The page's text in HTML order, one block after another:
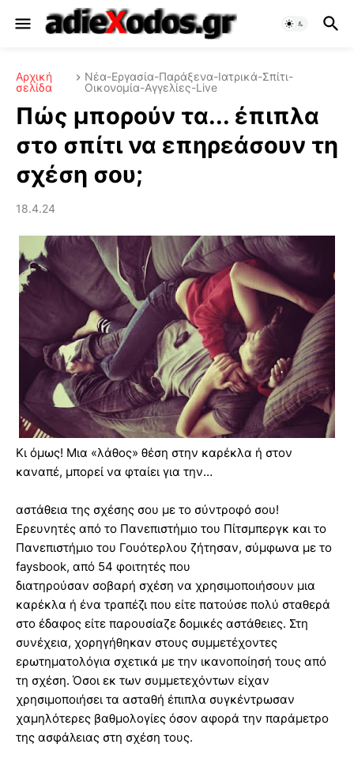
Αρχική
σελίδα
Νέα-Εργασία-Παράξενα-Ιατρικά-Σπίτι-
Οικονομία-Αγγελίες-Live
Πώς μπορούν τα... έπιπλα
στο σπίτι να επηρεάσουν τη
σχέση σου;
18.4.24
Κι όμως! Μια «λάθος» θέση στην καρέκλα ή στον
καναπέ, μπορεί να φταίει για την…
αστάθεια της σχέσης σου με το σύντροφό σου!
Ερευνητές από το Πανεπιστήμιο του Πίτσμπεργκ και το
Πανεπιστήμιο του Γουότερλου ζήτησαν, σύμφωνα με το
faysbook, από 54 φοιτητές που
διατηρούσαν σοβαρή σχέση να χρησιμοποιήσουν μια
καρέκλα ή ένα τραπέζι που είτε πατούσε πολύ σταθερά
στο έδαφος είτε παρουσίαζε δομικές αστάθειες. Στη
συνέχεια, χορηγήθηκαν στους συμμετέχοντες
ερωτηματολόγια σχετικά με την ικανοποίησή τους από
τη σχέση. Όσοι εκ των συμμετεχόντων είχαν
χρησιμοποιήσει τα ασταθή έπιπλα συγκέντρωσαν
χαμηλότερες βαθμολογίες όσον αφορά την παράμετρο
της ασφάλειας στη σχέση τους.